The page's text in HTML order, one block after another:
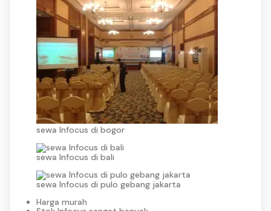
sewa Infocus di bogor
sewa Infocus di bali
sewa Infocus di pulo gebang jakarta
Harga murah